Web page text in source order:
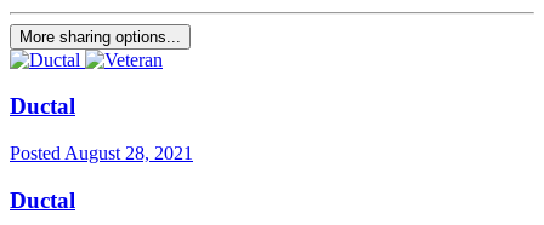
More sharing options...
Ductal
Posted August 28, 2021
Ductal